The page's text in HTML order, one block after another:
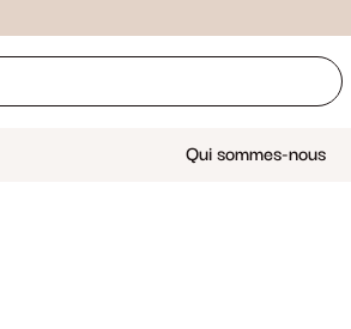
Qui sommes-nous